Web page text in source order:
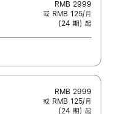
RMB 2999
或 RMB 125/月
(24 期) 起
RMB 2999
或 RMB 125/月
(24 期) 起